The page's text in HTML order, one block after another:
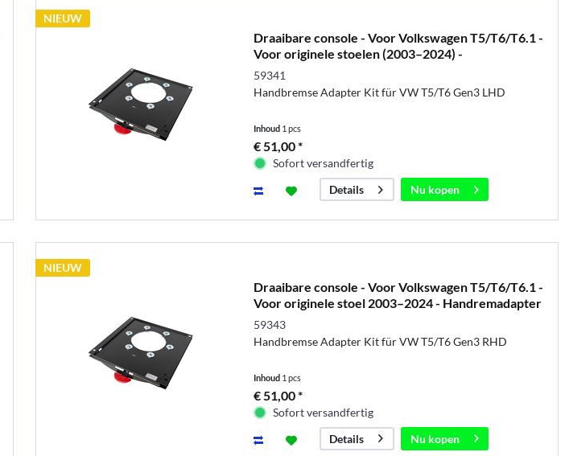
NIEUW
Draaibare console - Voor Volkswagen T5/T6/T6.1 -
Voor originele stoelen (2003–2024) -
Handremadapter
59341
Handbremse Adapter Kit für VW T5/T6 Gen3 LHD
Inhoud 1 pcs
€ 51,00 *
Sofort versandfertig
Details
Nu kopen
NIEUW
Draaibare console - Voor Volkswagen T5/T6/T6.1 -
Voor originele stoel 2003–2024 - Handremadapter
voo
59343
Handbremse Adapter Kit für VW T5/T6 Gen3 RHD
Inhoud 1 pcs
€ 51,00 *
Sofort versandfertig
Details
Nu kopen